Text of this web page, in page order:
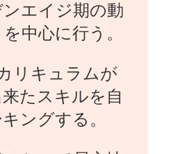
エイジ期の動
中心に行う。
リキュラムが
たスキルを自
ングする。